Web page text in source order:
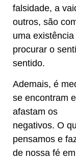
falsidade, a
outros, são
uma
procurar o
sentido.
Ademais, é
se encontram
afastam os
negativos. O
pensamos e
de nossa fé